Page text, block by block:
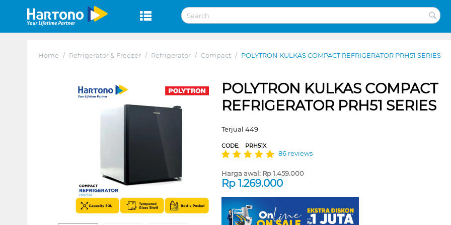
Home / Refrigerator & Freezer / Refrigerator / Compact / POLYTRON KULKAS COMPACT REFRIGERATOR PRH51 SERIES
POLYTRON KULKAS COMPACT
REFRIGERATOR PRH51 SERIES
Terjual 449
CODE: PRH51X
86 reviews
Harga awal:Rp1.459.000
Rp1.269.000